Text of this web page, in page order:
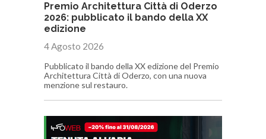
Premio Architettura Città di Oderzo
2026: pubblicato il bando della XX
edizione
4 Agosto 2026
Pubblicato il bando della XX edizione del Premio
Architettura Città di Oderzo, con una nuova
menzione sul restauro.